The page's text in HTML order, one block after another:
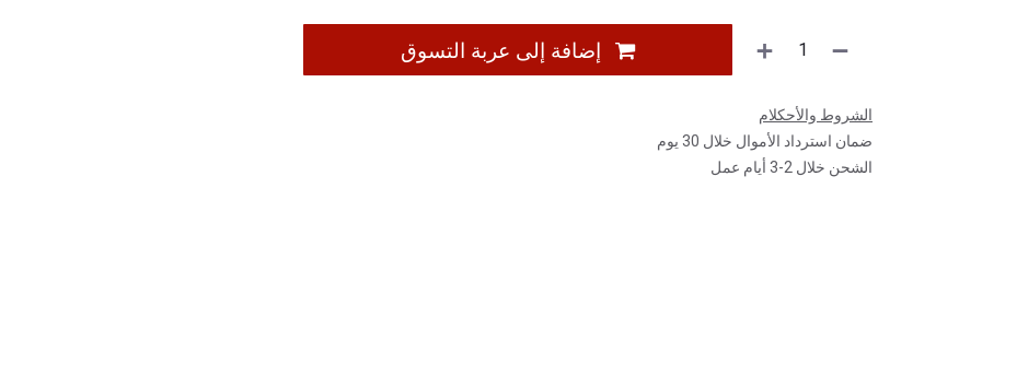
إضافة إلى عربة التسوق
الشروط والأحكلام
ضمان استرداد الأموال خلال 30 يوم
الشحن خلال 2-3 أيام عمل